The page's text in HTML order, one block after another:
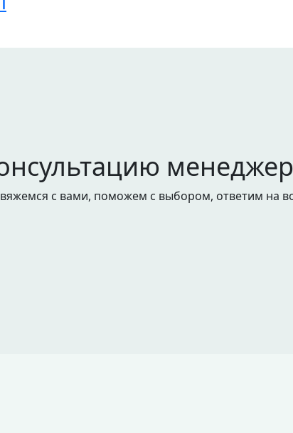
с вами, поможем с выбором, ответим на